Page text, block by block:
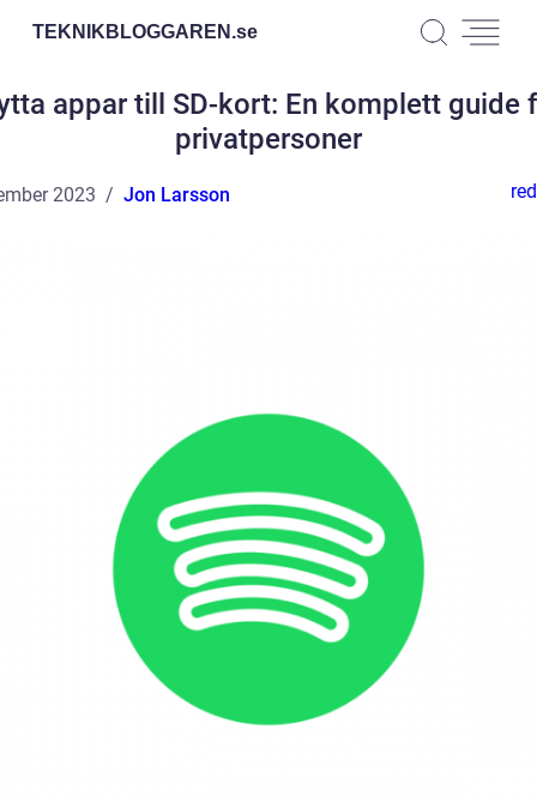
TEKNIKBLOGGAREN.se
appar till SD-kort: En komplett guide
privatpersoner
2023 Jon Larsson